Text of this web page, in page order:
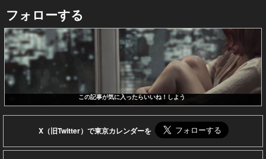
フォローする
この記事が気に入ったらいいね！しよう
X（旧Twitter）で東京カレンダーを